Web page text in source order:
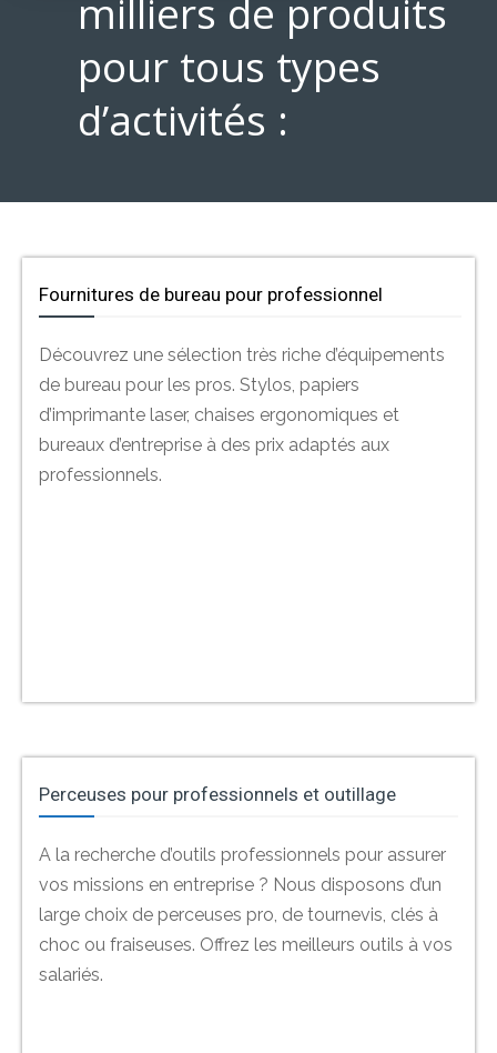
milliers de produits
pour tous types
d’activités :
Fournitures de bureau pour professionnel
Découvrez une sélection très riche d’équipements
de bureau pour les pros. Stylos, papiers
d’imprimante laser, chaises ergonomiques et
bureaux d’entreprise à des prix adaptés aux
professionnels.
Perceuses pour professionnels et outillage
A la recherche d’outils professionnels pour assurer
vos missions en entreprise ? Nous disposons d’un
large choix de perceuses pro, de tournevis, clés à
choc ou fraiseuses. Offrez les meilleurs outils à vos
salariés.